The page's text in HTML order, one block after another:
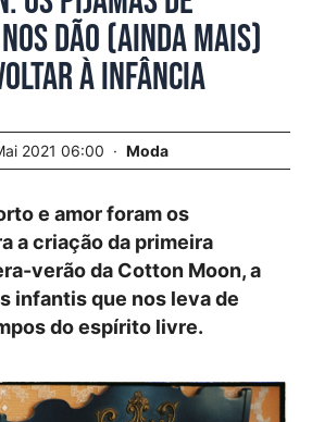
dão (ainda mais)
à infância
2021 06:00 Moda
e amor foram os
a criação da primeira
verão da Cotton Moon, a
infantis que nos leva de
do espírito livre.